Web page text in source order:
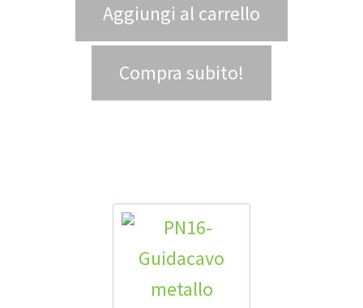
Aggiungi al carrello
Compra subito!